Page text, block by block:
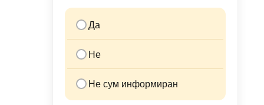
Да
Не
Не сум информиран